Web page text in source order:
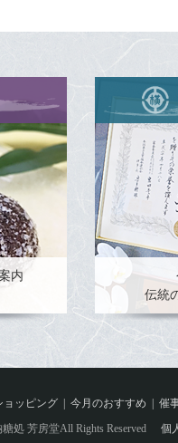
伝統
内
ョッピング 今月のおすすめ 催
処 芳房堂All Rights Reserved
個